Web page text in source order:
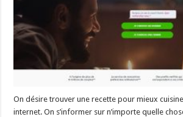
On désire trouver une recette pour mieux
internet. On s’informer sur n’importe quelle